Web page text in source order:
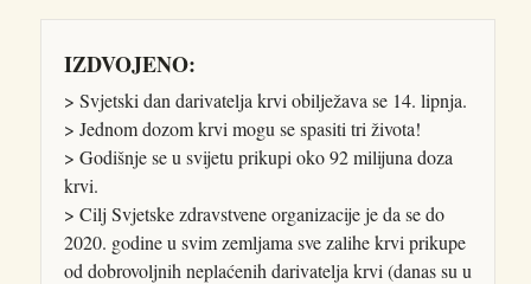
IZDVOJENO:
> Svjetski dan darivatelja krvi obilježava se 14. lipnja.
> Jednom dozom krvi mogu se spasiti tri života!
> Godišnje se u svijetu prikupi oko 92 milijuna doza
krvi.
> Cilj Svjetske zdravstvene organizacije je da se do
2020. godine u svim zemljama sve zalihe krvi prikupe
od dobrovoljnih neplaćenih darivatelja krvi (danas su u